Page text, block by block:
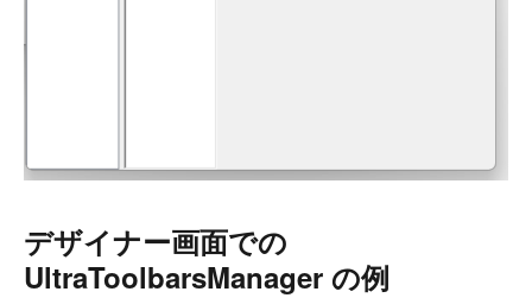
デザイナー画面での
UltraToolbarsManager の例